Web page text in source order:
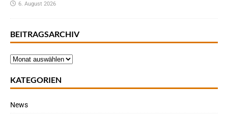
6. August 2026
BEITRAGSARCHIV
KATEGORIEN
News